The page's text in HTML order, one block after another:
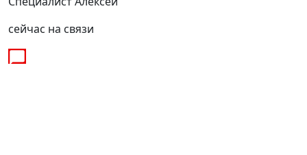
сейчас на связи